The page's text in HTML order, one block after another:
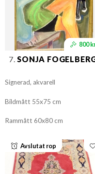
800
7. SONJA
Signerad, akvarell
Bildmått 55x75 cm
Rammått 60x80 cm
Avslutat rop